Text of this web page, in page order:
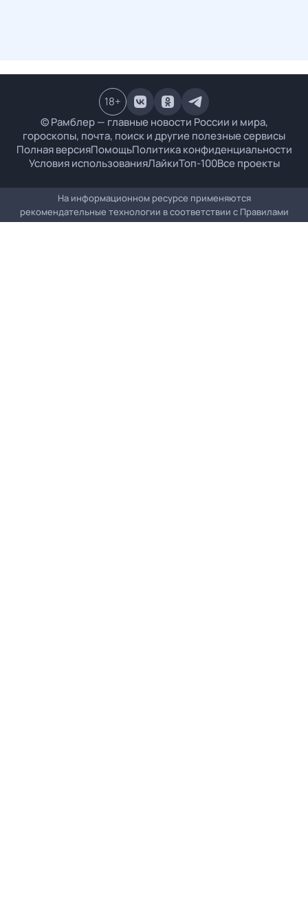
© Рамблер — главные новости России и мира,
гороскопы, почта, поиск и другие полезные сервисы
Полная версияПомощьПолитика конфиденциальности
Условия использованияЛайкиТоп-100Все проекты
18+
На информационном ресурсе применяются
рекомендательные технологии в соответствии с Правилами